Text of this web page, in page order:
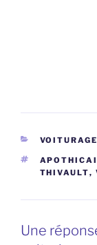
THIVAULT,
Une